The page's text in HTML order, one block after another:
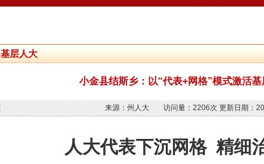
基层人大
小金县结斯乡：以“代表+网格”模式激活
来源：州人大 访问量： 2206次 更新日期：
人大代表下沉网格 精细